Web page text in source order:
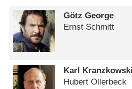
Götz George
Ernst Schmitt
Karl Kranzkowski
Hubert Ollerbeck